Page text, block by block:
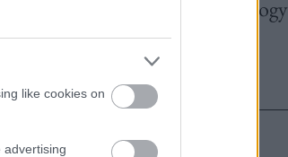
like cookies on
advertising
őket, és ez vezette őket arra, hogy